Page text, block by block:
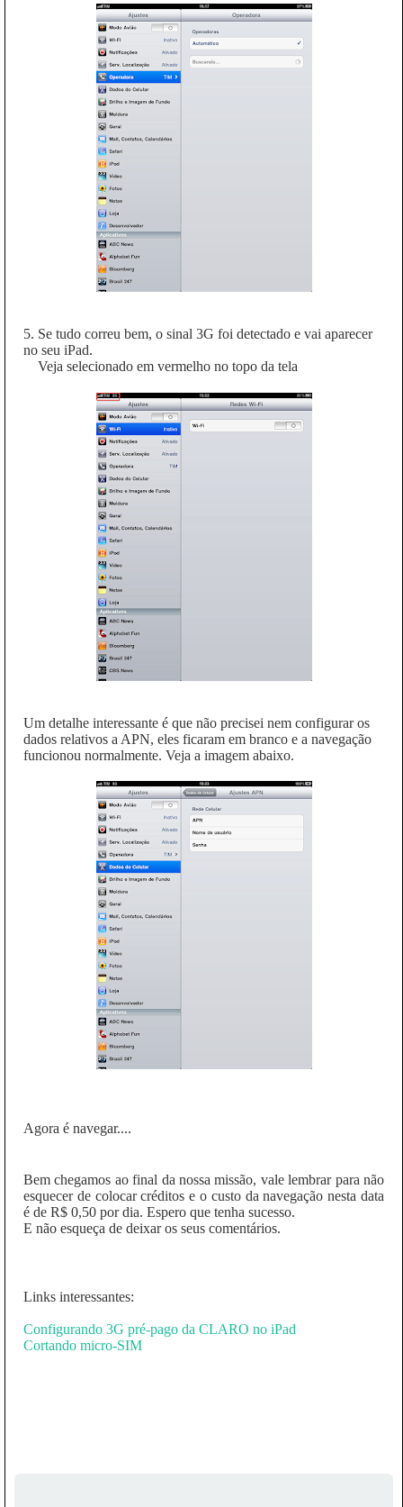
5. Se tudo correu bem, o sinal 3G foi detectado e vai aparecer
no seu iPad.
Veja selecionado em vermelho no topo da tela
Um detalhe interessante é que não precisei nem configurar os
dados relativos a APN, eles ficaram em branco e a navegação
funcionou normalmente. Veja a imagem abaixo.
Agora é navegar....
Bem chegamos ao final da nossa missão, vale lembrar para não
esquecer de colocar créditos e o custo da navegação nesta data
é de R$ 0,50 por dia. Espero que tenha sucesso.
E não esqueça de deixar os seus comentários.
Links interessantes:
Configurando 3G pré-pago da CLARO no iPad
Cortando micro-SIM